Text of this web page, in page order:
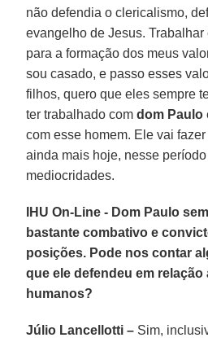
não defendia o clericalismo,
evangelho de Jesus.
para a formação dos meus
sou casado, e passo esses
filhos, quero que eles sempre
ter trabalhado comdom Paulo
com esse homem. Ele vai
ainda mais hoje, nesse
mediocridades.
IHU On-Line - Dom Paulo
bastante combativo e
posições. Pode nos contar
que ele defendeu em
humanos?
Júlio Lancellotti – Sim,